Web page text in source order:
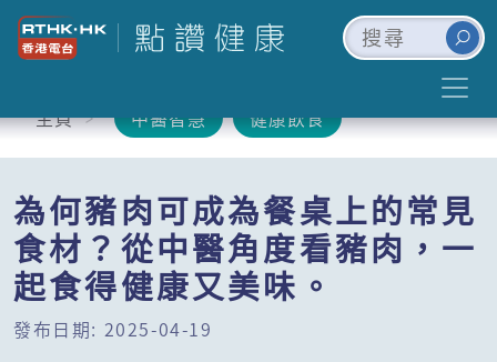
主頁 中醫智慧 健康飲食
為何豬肉可成為餐桌上的常見
食材？從中醫角度看豬肉，一
起食得健康又美味。
發布日期: 2025-04-19